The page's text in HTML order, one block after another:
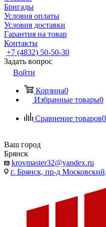
Бригады
Условия оплаты
Условия доставки
Гарантия на товар
Контакты
+7 (4832) 50-50-30
Задать вопрос
Войти
Корзина0
Избранные товары0
Сравнение товаров0
Ваш город
Брянск
krovmaster32@yandex.ru
г. Брянск, пр-д